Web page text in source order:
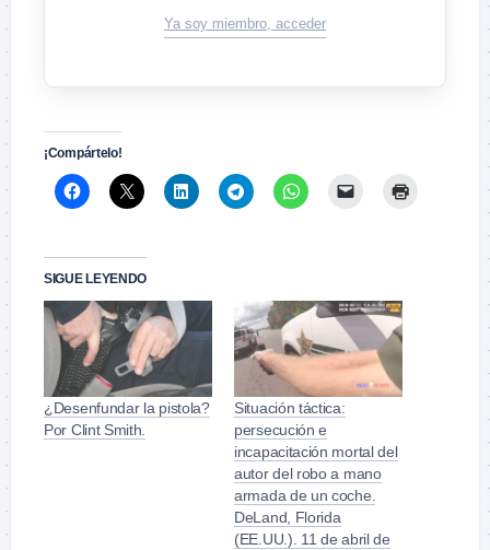
Ya soy miembro, acceder
¡Compártelo!
SIGUE LEYENDO
¿Desenfundar la pistola?
Por Clint Smith.
Situación táctica:
persecución e
incapacitación mortal del
autor del robo a mano
armada de un coche.
DeLand, Florida
(EE.UU.). 11 de abril de